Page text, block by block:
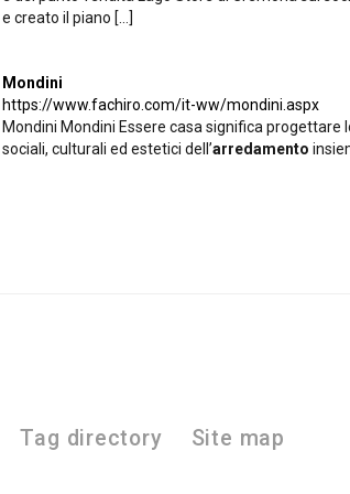
e creato il piano [...]
Mondini
https://www.fachiro.com/it-ww/mondini.aspx
Mondini Mondini Essere casa significa progettare
sociali, culturali ed estetici dell’arredamento
Tag directory Site map